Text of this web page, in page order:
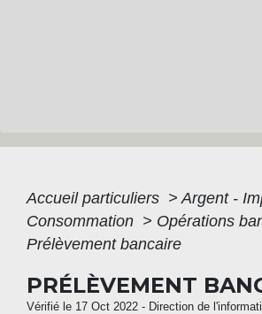
Accueil particuliers > Argent -
Consommation > Opérations
Prélèvement bancaire
PRÉLÈVEMENT
Vérifié le 17 Oct 2022 - Direction de